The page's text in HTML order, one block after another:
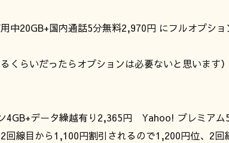
中20GB+国内通話5分無料2,970円 にフルオプシ
るくらいだったらオプションは必要ないと思います）
4GB+データ繰越有り2,365円 Yahoo! プレミアム
回線目から1,100円割引されるので1,200円位、2回